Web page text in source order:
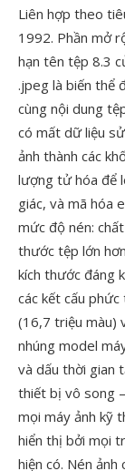
Liên hợp theo
1992. Phần mở
hạn tên tệp 8.3
.jpeg là biến thể
cùng nội dung
có mất dữ liệu
ảnh thành các
lượng tử hóa để
giác, và mã hóa
mức độ nén:
thước tệp lớn
kích thước đáng
các kết cấu
(16,7 triệu màu)
nhúng model
và dấu thời gian
thiết bị vô song
mọi máy ảnh kỹ
hiển thị bởi mọi
hiện có. Nén ảnh